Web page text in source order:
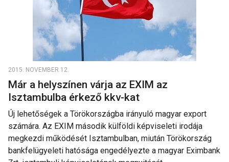
2015. NOVEMBER 12.
Már a helyszínen várja az EXIM az
Isztambulba érkező kkv-kat
Új lehetőségek a Törökországba irányuló magyar export
számára. Az EXIM második külföldi képviseleti irodája
megkezdi működését Isztambulban, miután Törökország
bankfelügyeleti hatósága engedélyezte a magyar Eximbank